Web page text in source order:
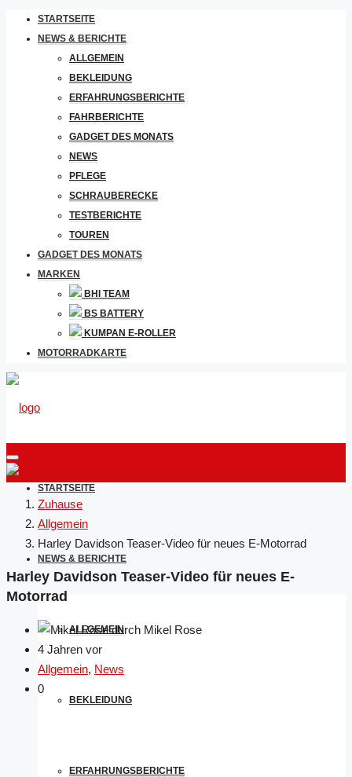
STARTSEITE
NEWS & BERICHTE
ALLGEMEIN
BEKLEIDUNG
ERFAHRUNGSBERICHTE
FAHRBERICHTE
GADGET DES MONATS
NEWS
PFLEGE
SCHRAUBERECKE
TESTBERICHTE
TOUREN
GADGET DES MONATS
MARKEN
BHI TEAM
BS BATTERY
KUMPAN E-ROLLER
MOTORRADKARTE
STARTSEITE
NEWS & BERICHTE
ALLGEMEIN
BEKLEIDUNG
ERFAHRUNGSBERICHTE
Zuhause
Allgemein
Harley Davidson Teaser-Video für neues E-Motorrad
Harley Davidson Teaser-Video für neues E-
Motorrad
durch Mikel Rose
4 Jahren vor
Allgemein, News
0